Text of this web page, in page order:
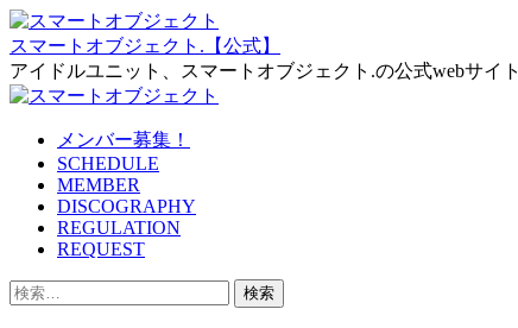
Skip
to
the
content
スマートオブジェクト.【公式】
アイドルユニット、スマートオブジェクト.の公式webサイト
メンバー募集！
SCHEDULE
MEMBER
DISCOGRAPHY
REGULATION
REQUEST
検